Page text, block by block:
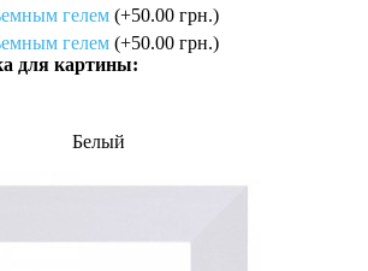
гелем (+50.00 грн.)
гелем (+50.00 грн.)
для картины:
Белый